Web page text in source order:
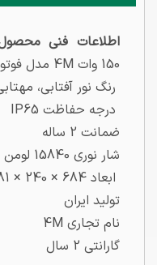
اطلاعات فنی
150 وات 4M مدل فوتون
رنگ نور آفتابی،
درجه حفاظت IP65
ضمانت 2 ساله
شار نوری 15840 لومن
ابعاد 684 × 240 × 81 میلیمتر
تولید ایران
نام تجاری 4M
گارانتی 2 سال